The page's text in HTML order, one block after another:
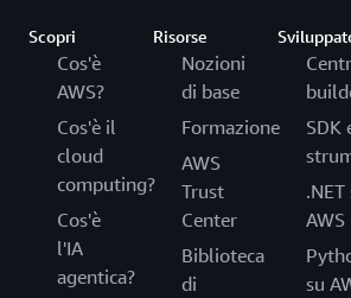
Scopri
Cos'è
AWS?
Cos'è il
cloud
computing?
Cos'è
l'IA
agentica?
Risorse
Nozioni
di base
Formazione
AWS
Trust
Center
Biblioteca
di
SDK
.NET
AWS
su